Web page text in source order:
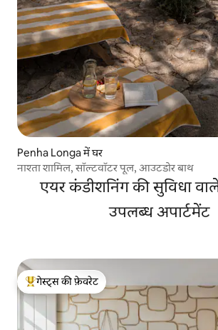
Penha Longa में घर
नाश्ता शामिल, सॉल्टवॉटर पूल, आउटडोर बाथ
एयर कंडीशनिंग की सुविधा
उपलब्ध अपार्टमेंट
गेस्ट्स का टॉप फ़ेवरेट
गेस्ट्स की फ़ेवरेट